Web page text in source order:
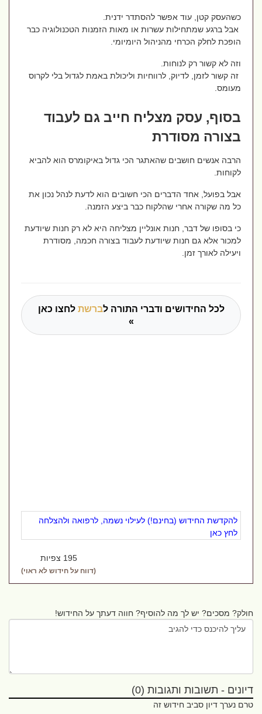
כשהעסק קטן, עוד אפשר להסתדר ידנית.
אבל ברגע שמתחילות עשרות או מאות הזמנות הטכנולוגיה כבר
הופכת לחלק הכרחי מהניהול היומיומי.
וזה לא קשור רק לנוחות.
זה קשור לזמן, לדיוק, לרווחיות וליכולת באמת לגדול בלי לקרוס
מעומס.
בסוף, עסק מצליח חייב גם לעבוד
בצורה מסודרת
הרבה אנשים חושבים שהאתגר הכי גדול באיקומרס הוא להביא
לקוחות.
אבל בפועל, אחד הדברים הכי חשובים הוא לדעת לנהל נכון את
כל מה שקורה אחרי שהלקוח כבר ביצע הזמנה.
כי בסופו של דבר, חנות אונליין מצליחה היא לא רק חנות שיודעת
למכור אלא גם חנות שיודעת לעבוד בצורה חכמה, מסודרת
ויעילה לאורך זמן.
לכל החידושים ודברי התורה לברשתלחצו כאן
להקדשת החידוש (בחינם!) לעילוי נשמה, לרפואה ולהצלחה
לחץ כאן
195 צפיות
(דווח על חידוש לא ראוי)
חולק? מסכים? יש לך מה להוסיף? חווה דעתך על החידוש!
דיונים - תשובות ותגובות (0)
טרם נערך דיון סביב חידוש זה